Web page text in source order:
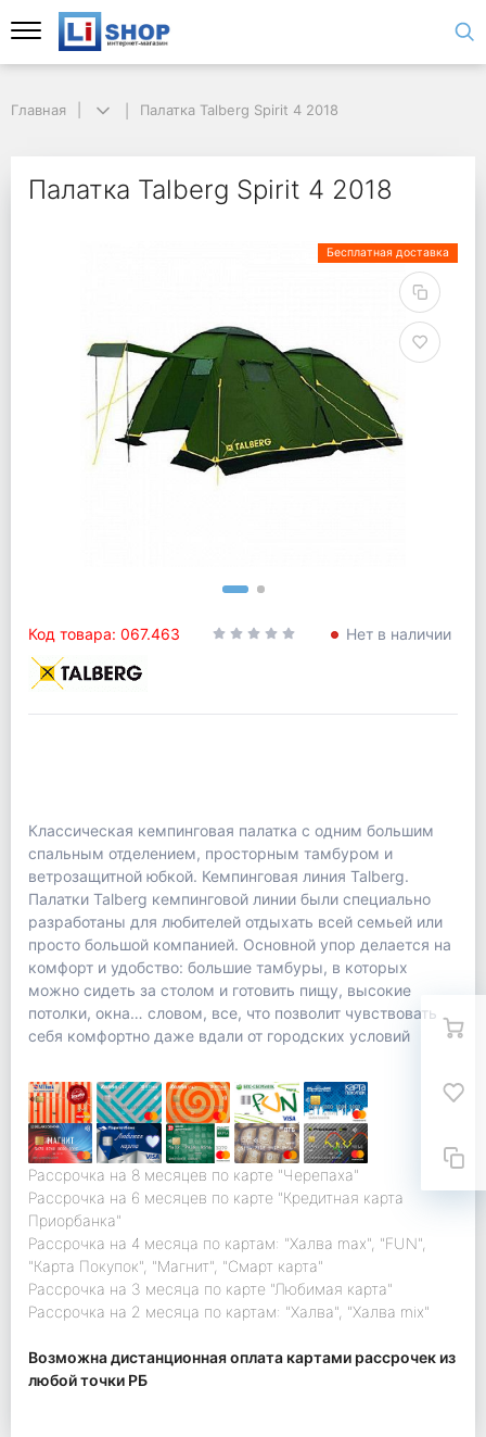
Главная Палатка Talberg Spirit 4 2018
Палатка Talberg Spirit 4 2018
Бесплатная доставка
Код товара: 067.463 Нет в наличии
Классическая кемпинговая палатка с одним большим
спальным отделением, просторным тамбуром и
ветрозащитной юбкой. Кемпинговая линия Talberg.
Палатки Talberg кемпинговой линии были специально
разработаны для любителей отдыхать всей семьей или
просто большой компанией. Основной упор делается на
комфорт и удобство: большие тамбуры, в которых
можно сидеть за столом и готовить пищу, высокие
потолки, окна… словом, все, что позволит чувствовать
себя комфортно даже вдали от городских условий
Рассрочка на 8 месяцев по карте "Черепаха"
Рассрочка на 6 месяцев по карте "Кредитная карта
Приорбанка"
Рассрочка на 4 месяца по картам: "Халва max", "FUN",
"Карта Покупок", "Магнит", "Смарт карта"
Рассрочка на 3 месяца по карте "Любимая карта"
Рассрочка на 2 месяца по картам: "Халва", "Халва mix"
Возможна дистанционная оплата картами рассрочек из
любой точки РБ